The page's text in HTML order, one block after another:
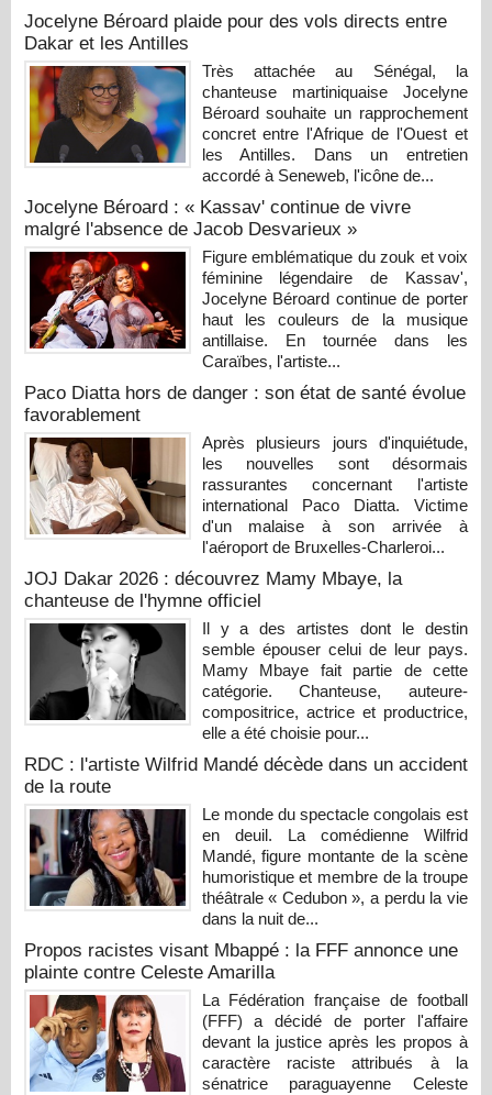
Jocelyne Béroard plaide pour des vols directs entre
Dakar et les Antilles
Très attachée au Sénégal, la
chanteuse martiniquaise Jocelyne
Béroard souhaite un rapprochement
concret entre l'Afrique de l'Ouest et
les Antilles. Dans un entretien
accordé à Seneweb, l'icône de...
Jocelyne Béroard : « Kassav' continue de vivre
malgré l'absence de Jacob Desvarieux »
Figure emblématique du zouk et voix
féminine légendaire de Kassav',
Jocelyne Béroard continue de porter
haut les couleurs de la musique
antillaise. En tournée dans les
Caraïbes, l'artiste...
Paco Diatta hors de danger : son état de santé évolue
favorablement
Après plusieurs jours d'inquiétude,
les nouvelles sont désormais
rassurantes concernant l'artiste
international Paco Diatta. Victime
d'un malaise à son arrivée à
l'aéroport de Bruxelles-Charleroi...
JOJ Dakar 2026 : découvrez Mamy Mbaye, la
chanteuse de l'hymne officiel
Il y a des artistes dont le destin
semble épouser celui de leur pays.
Mamy Mbaye fait partie de cette
catégorie. Chanteuse, auteure-
compositrice, actrice et productrice,
elle a été choisie pour...
RDC : l'artiste Wilfrid Mandé décède dans un accident
de la route
Le monde du spectacle congolais est
en deuil. La comédienne Wilfrid
Mandé, figure montante de la scène
humoristique et membre de la troupe
théâtrale « Cedubon », a perdu la vie
dans la nuit de...
Propos racistes visant Mbappé : la FFF annonce une
plainte contre Celeste Amarilla
La Fédération française de football
(FFF) a décidé de porter l'affaire
devant la justice après les propos à
caractère raciste attribués à la
sénatrice paraguayenne Celeste